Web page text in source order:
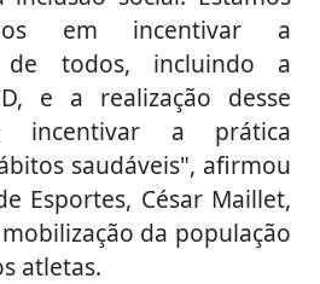
em incentivar a
de todos, incluindo a
e a realização desse
incentivar a prática
saudáveis", afirmou
Esportes, César Maillet,
da população
atletas.